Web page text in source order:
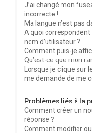
J’ai changé mon
incorrecte !
Ma langue n’est pas
A quoi
nom d’utilisateur ?
Comment puis-je
Qu’est-ce que mon
Lorsque je clique sur
me demande de me
Problèmes liés à la
Comment créer un
réponse ?
Comment modifier